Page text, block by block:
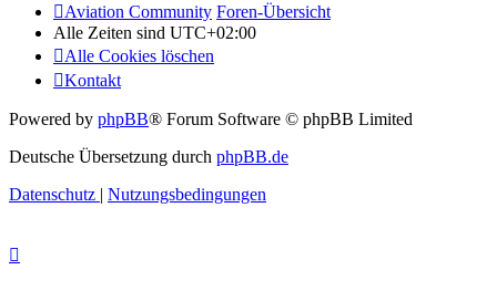
Aviation Community Foren-Übersicht
Alle Zeiten sind UTC+02:00
Alle Cookies löschen
Kontakt
Powered by phpBB® Forum Software © phpBB Limited
Deutsche Übersetzung durch phpBB.de
Datenschutz | Nutzungsbedingungen